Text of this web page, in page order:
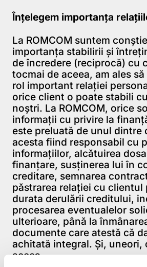
Înțelegem importanța
La ROMCOM suntem
importanţa stabilirii şi
de încredere (reciprocă) cu
tocmai de aceea, am ales
rol important relaţiei
orice client o poate stabili
noştri. La ROMCOM, orice
informaţii cu privire la
este preluată de unul dintre
acesta fiind responsabil cu
informaţiilor, alcătuirea
finanţare, susţinerea lui în
creditare, semnarea
păstrarea relaţiei cu clientul
durata derulării creditului,
procesarea eventualelor
ulterioare, până la
documente care atestă că
achitată integral. Şi, uneori,
aceea.